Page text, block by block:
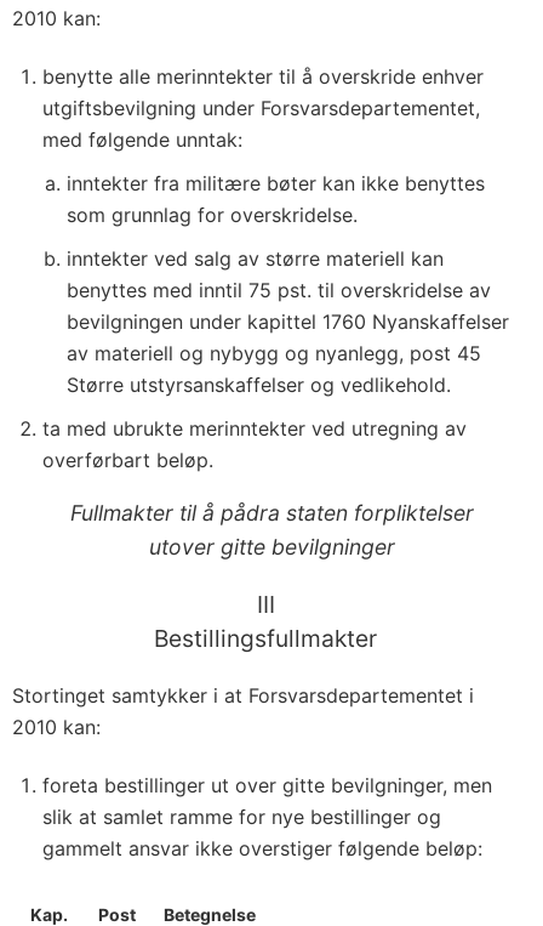
2010 kan:
benytte alle merinntekter til å overskride enhver
utgiftsbevilgning under Forsvarsdepartementet,
med følgende unntak:
inntekter fra militære bøter kan ikke benyttes
som grunnlag for overskridelse.
inntekter ved salg av større materiell kan
benyttes med inntil 75 pst. til overskridelse av
bevilgningen under kapittel 1760 Nyanskaffelser
av materiell og nybygg og nyanlegg, post 45
Større utstyrsanskaffelser og vedlikehold.
ta med ubrukte merinntekter ved utregning av
overførbart beløp.
Fullmakter til å pådra staten forpliktelser
utover gitte bevilgninger
III
Bestillingsfullmakter
Stortinget samtykker i at Forsvarsdepartementet i
2010 kan:
foreta bestillinger ut over gitte bevilgninger, men
slik at samlet ramme for nye bestillinger og
gammelt ansvar ikke overstiger følgende beløp:
Kap. Post
Betegnelse